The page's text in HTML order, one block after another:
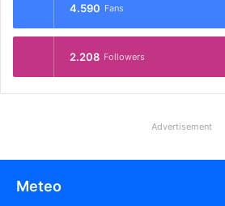
4.590 Fans
2.208 Followers
Advertisement
Meteo